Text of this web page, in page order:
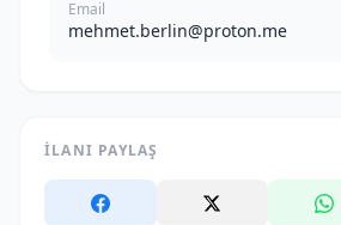
Email
mehmet.berlin@proton.me
İLANI PAYLAŞ